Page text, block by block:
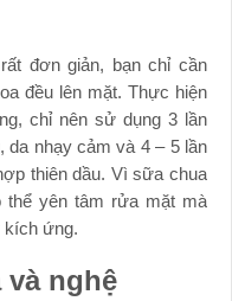
đơn giản, bạn chỉ cần
đều lên mặt. Thực hiện
chỉ nên sử dụng 3 lần
da nhạy cảm và 4 – 5 lần
thiên dầu. Vì sữa chua
thể yên tâm rửa mặt mà
kích ứng.
và nghệ